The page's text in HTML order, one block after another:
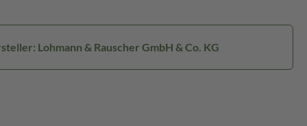
Lohmann & Rauscher GmbH & Co. KG